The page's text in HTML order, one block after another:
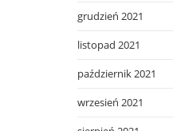
grudzień 2021
listopad 2021
październik 2021
wrzesień 2021